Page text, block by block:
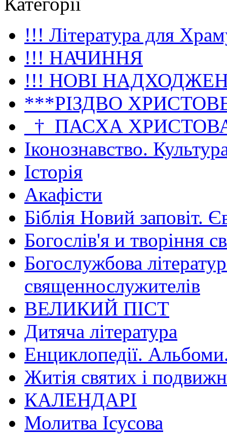
!!! Література для
!!! НАЧИННЯ
!!! НОВІ
***РІЗДВО
_†_ПАСХА
Іконознавство.
Історія
Акафісти
Біблія Новий заповіт.
Богослів'я и творіння
Богослужбова
священнослужителів
ВЕЛИКИЙ ПІСТ
Дитяча література
Енциклопедії.
Житія святих і
КАЛЕНДАРІ
Молитва Ісусова